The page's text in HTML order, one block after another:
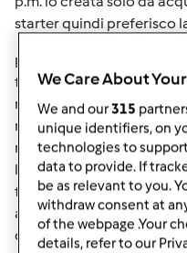
starter quindi preferisco
per il tempo mi è capitato
frigo .. perchè son dovuta
rientro era perfetta di
rinfresco uso farina 00,
manitoba non la uso mai
la 0, l'acqua minerale
fuori dal frigo perchè la
altrimenti in frigo .. ma ne
contenitore in
We Care About
We and our315
unique identifiers, on
technologies to
data to provide. If
be as relevant to you.
withdraw consent at
of the webpage .Your
details, refer to our